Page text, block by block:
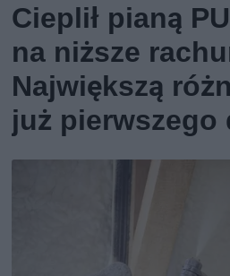
Cieplił pianą
na niższe
Największą
już pierwszego